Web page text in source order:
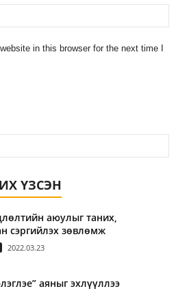
in this browser for the next time I
ҮЗСЭН
аюулыг таних,
сэргийлэх зөвлөмж
2022.03.23
аяныг эхлүүллээ